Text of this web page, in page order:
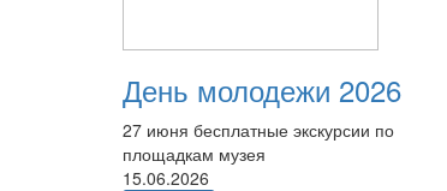
День молодежи 2026
27 июня бесплатные экскурсии по
площадкам музея
15.06.2026